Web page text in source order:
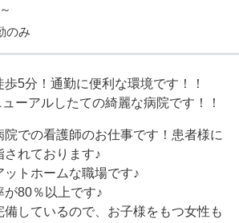
のみ
5分！通勤に便利な環境です！！
ーアルしたての綺麗な病院です！！
での看護師のお仕事です！患者様に
れております♪
トホームな職場です♪
80％以上です♪
しているので、お子様をもつ女性も